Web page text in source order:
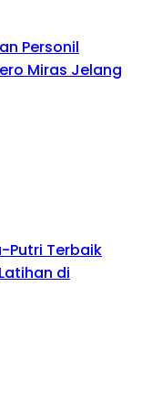
Personil
Miras Jelang
Putri Terbaik
di